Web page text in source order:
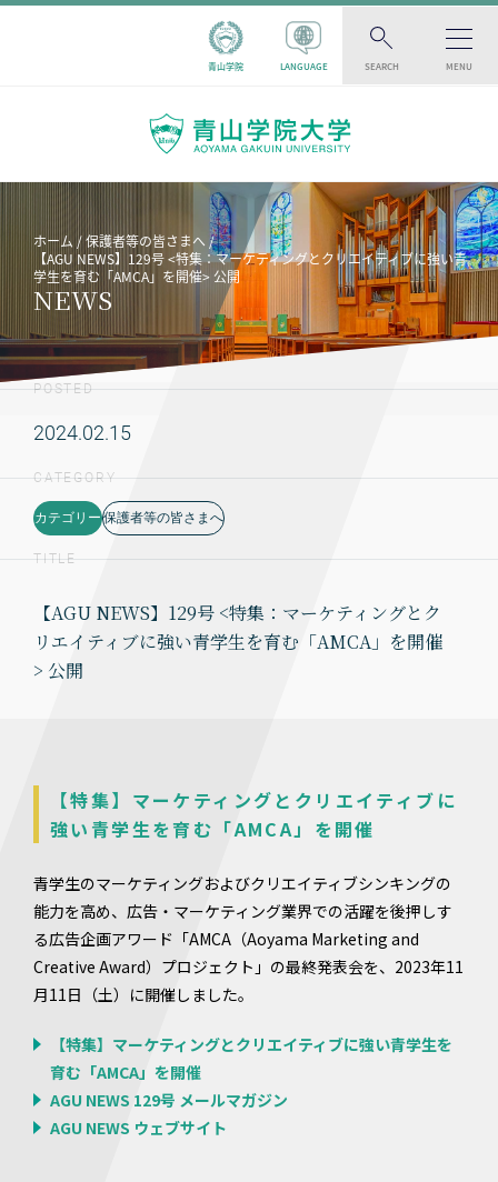
青山学院 LANGUAGE SEARCH MENU
ホーム
保護者等の皆さまへ
【AGU NEWS】129号 <特集：マーケティングとクリエイティブに強い青
学生を育む「AMCA」を開催> 公開
NEWS
POSTED
2024.02.15
CATEGORY
カテゴリー 保護者等の皆さまへ
TITLE
【AGU NEWS】129号 <特集：マーケティングとク
リエイティブに強い青学生を育む「AMCA」を開催
> 公開
【特集】マーケティングとクリエイティブに
強い青学生を育む「AMCA」を開催
青学生のマーケティングおよびクリエイティブシンキングの
能力を高め、広告・マーケティング業界での活躍を後押しす
る広告企画アワード「AMCA（Aoyama Marketing and
Creative Award）プロジェクト」の最終発表会を、2023年11
月11日（土）に開催しました。
【特集】マーケティングとクリエイティブに強い青学生を
育む「AMCA」を開催
AGU NEWS 129号 メールマガジン
AGU NEWS ウェブサイト